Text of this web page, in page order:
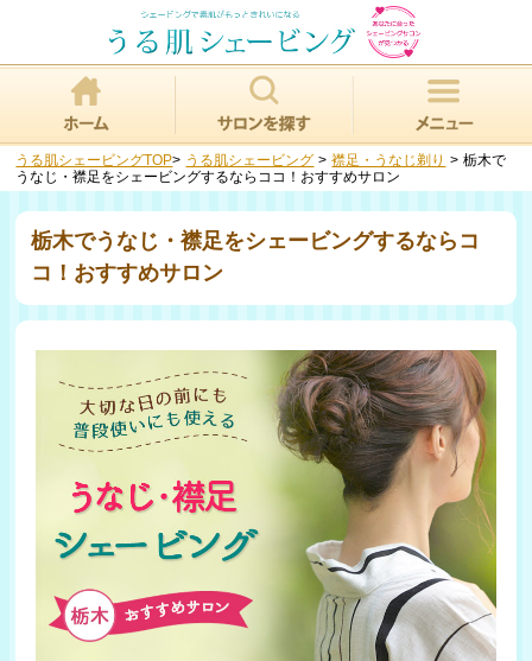
うる肌シェービングTOP> うる肌シェービング >襟足・うなじ剃り >栃木で
うなじ・襟足をシェービングするならココ！おすすめサロン
栃木でうなじ・襟足をシェービングするならコ
コ！おすすめサロン